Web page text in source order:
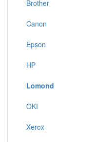
Brother
Canon
Epson
HP
Lomond
OKI
Xerox